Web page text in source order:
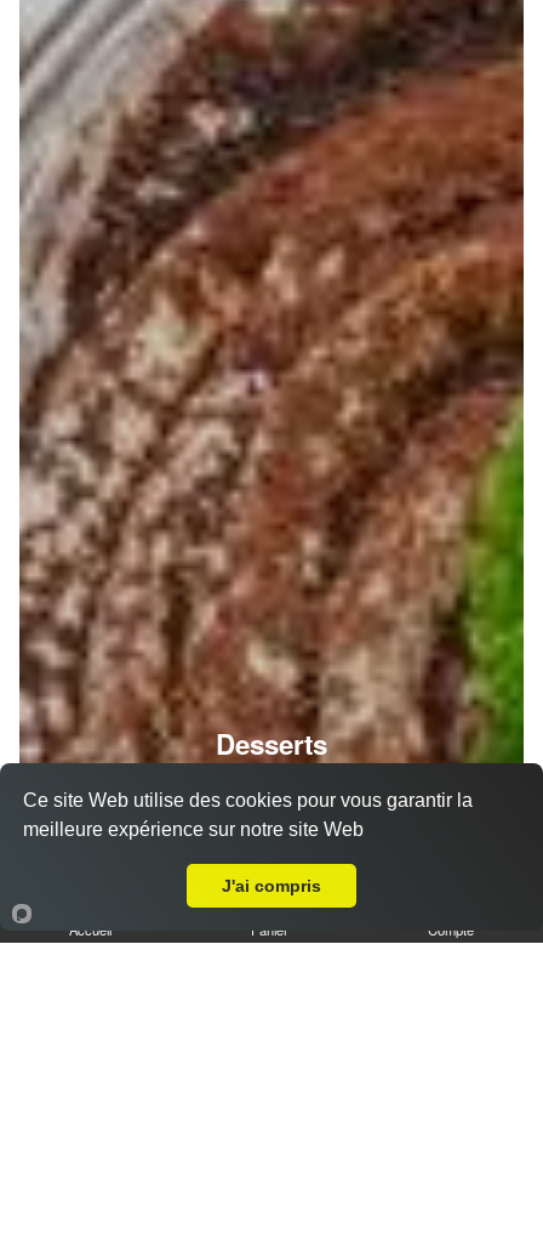
Desserts
Accueil Panier Compte
Ce site Web utilise des cookies pour vous garantir la
meilleure expérience sur notre site Web
J'ai compris